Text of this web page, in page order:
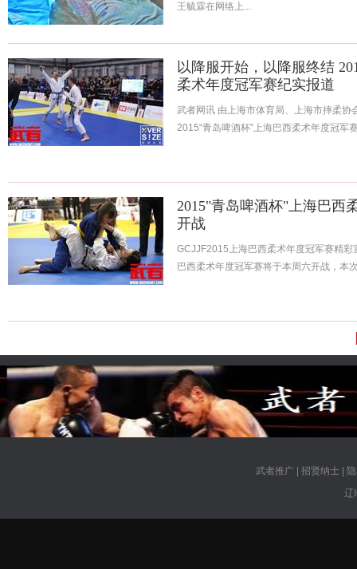
王毓霖在网络上...
以降服开始，以降服终结
柔术年度冠军赛纪实报道
武者网讯 由上海市体育局、上海市摔柔协
2015“青岛啤酒杯”上海巴西柔术年度冠军
2015"青岛啤酒杯"上海巴西
开战
GCJJF2015上海巴西柔术年度冠军赛精
巴西柔术年度冠军赛将于本周六开战，本
武者推广| 招贤纳士|
辽